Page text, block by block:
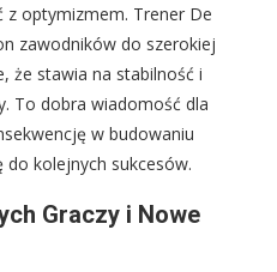
z optymizmem. Trener De
zawodników do szerokiej
że stawia na stabilność i
To dobra wiadomość dla
w budowaniu
do kolejnych sukcesów.
Graczy i Nowe